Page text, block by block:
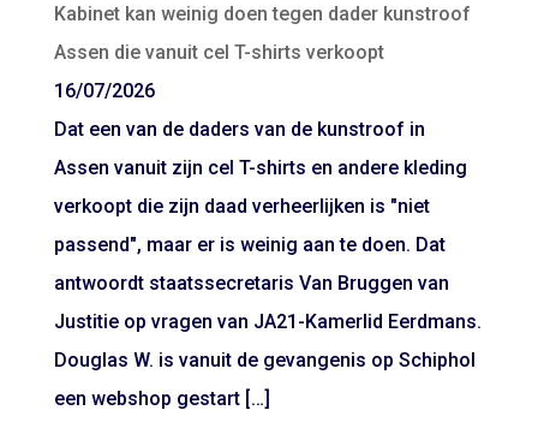
Kabinet kan weinig doen tegen dader kunstroof
Assen die vanuit cel T-shirts verkoopt
16/07/2026
Dat een van de daders van de kunstroof in
Assen vanuit zijn cel T-shirts en andere kleding
verkoopt die zijn daad verheerlijken is "niet
passend", maar er is weinig aan te doen. Dat
antwoordt staatssecretaris Van Bruggen van
Justitie op vragen van JA21-Kamerlid Eerdmans.
Douglas W. is vanuit de gevangenis op Schiphol
een webshop gestart […]